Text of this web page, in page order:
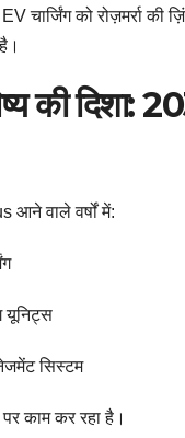
चार्जिंग को रोज़मर्रा की
की दिशा:
आने वाले वर्षों में:
यूनिट्स
सिस्टम
काम कर रहा है।